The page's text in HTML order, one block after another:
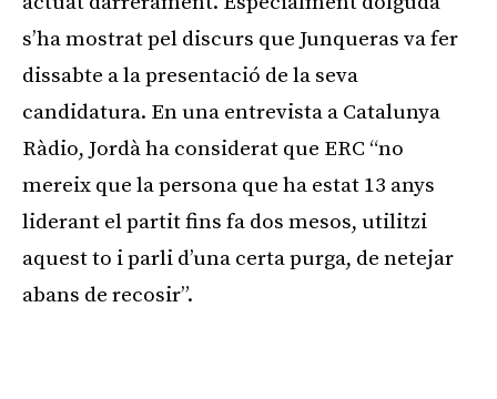
s’ha mostrat pel discurs que Junqueras va fer
dissabte a la presentació de la seva
candidatura. En una entrevista a Catalunya
Ràdio, Jordà ha considerat que ERC “no
mereix que la persona que ha estat 13 anys
liderant el partit fins fa dos mesos, utilitzi
aquest to i parli d’una certa purga, de netejar
abans de recosir”.